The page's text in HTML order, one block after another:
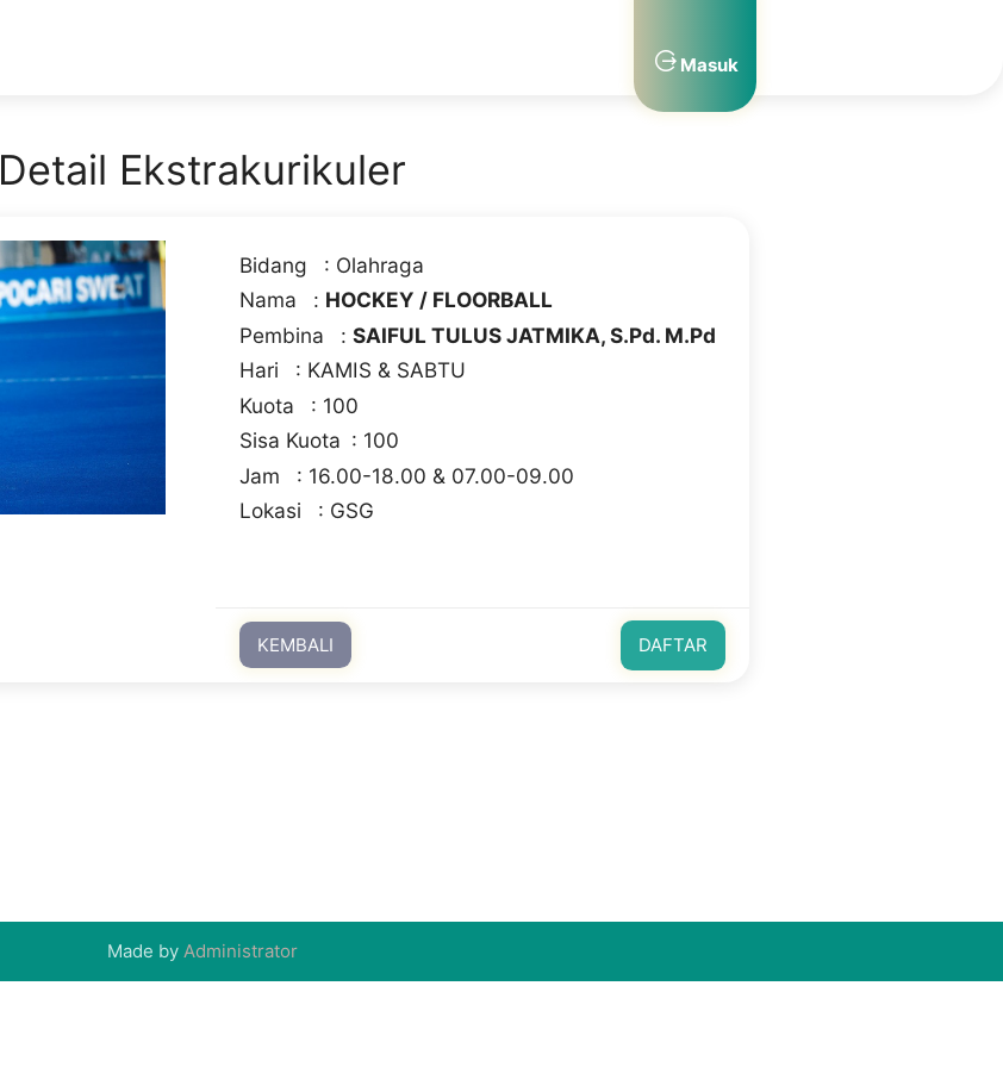
Masuk
Detail Ekstrakurikuler
Bidang : Olahraga
Nama : HOCKEY / FLOORBALL
Pembina :SAIFUL TULUS JATMIKA, S.Pd. M.Pd
Hari : KAMIS & SABTU
Kuota : 100
Sisa Kuota : 100
Jam : 16.00-18.00 & 07.00-09.00
Lokasi : GSG
KEMBALI DAFTAR
Made by Administrator